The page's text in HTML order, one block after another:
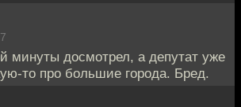
минуты досмотрел, а депутат уже
то про большие города. Бред.